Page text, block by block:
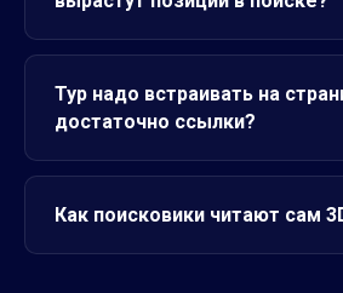
Тур надо встраивать на
достаточно ссылки?
Как поисковики читают сам